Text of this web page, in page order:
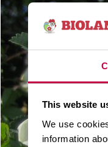
This website
We use
information